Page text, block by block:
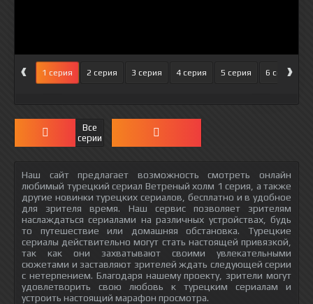
‹ 1 серия 2 серия 3 серия 4 серия 5 серия 6 серия
›
Все
серии
Наш сайт предлагает возможность смотреть онлайн
любимый турецкий сериал Ветреный холм 1 серия, а также
другие новинки турецких сериалов, бесплатно и в удобное
для зрителя время. Наш сервис позволяет зрителям
наслаждаться сериалами на различных устройствах, будь
то путешествие или домашняя обстановка. Турецкие
сериалы действительно могут стать настоящей привязкой,
так как они захватывают своими увлекательными
сюжетами и заставляют зрителей ждать следующей серии
с нетерпением. Благодаря нашему проекту, зрители могут
удовлетворить свою любовь к турецким сериалам и
устроить настоящий марафон просмотра.